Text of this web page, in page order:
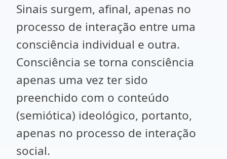
Sinais surgem, afinal, apenas no
processo de interação entre uma
consciência individual e outra.
Consciência se torna consciência
apenas uma vez ter sido
preenchido com o conteúdo
(semiótica) ideológico, portanto,
apenas no processo de interação
social.